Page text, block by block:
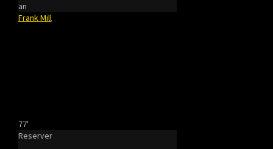
an
Frank Mill
77'
Reserver